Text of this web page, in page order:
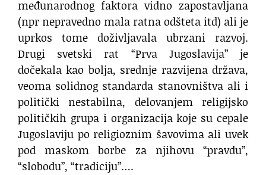
međunarodnog faktora vidno zapostavljana
(npr nepravedno mala ratna odšteta itd) ali je
uprkos tome doživljavala ubrzani razvoj.
Drugi svetski rat “Prva Jugoslavija” je
dočekala kao bolja, srednje razvijena država,
veoma solidnog standarda stanovništva ali i
politički nestabilna, delovanjem religijsko
političkih grupa i organizacija koje su cepale
Jugoslaviju po religioznim šavovima ali uvek
pod maskom borbe za njihovu “pravdu”,
“slobodu”, “tradiciju”….